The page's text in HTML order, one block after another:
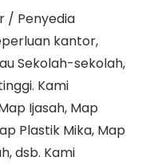
/ Penyedia
kantor,
Sekolah-sekolah,
Kami
Ijasah, Map
Plastik Mika, Map
dsb. Kami